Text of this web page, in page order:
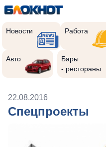
Новости Работа
Авто
Бары
- рестораны
22.08.2016
Спецпроекты